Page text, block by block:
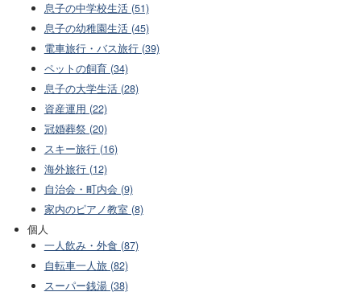
息子の中学校生活 (51)
息子の幼稚園生活 (45)
電車旅行・バス旅行 (39)
ペットの飼育 (34)
息子の大学生活 (28)
資産運用 (22)
冠婚葬祭 (20)
スキー旅行 (16)
海外旅行 (12)
自治会・町内会 (9)
家内のピアノ教室 (8)
個人
一人飲み・外食 (87)
自転車一人旅 (82)
スーパー銭湯 (38)